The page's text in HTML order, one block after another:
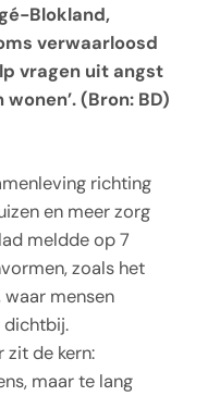
Blokland,
verwaarloosd
vragen uit angst
(Bron: BD)
richting
en meer zorg
meldde op 7
zoals het
waar mensen
dichtbij.
zit de kern:
maar te lang